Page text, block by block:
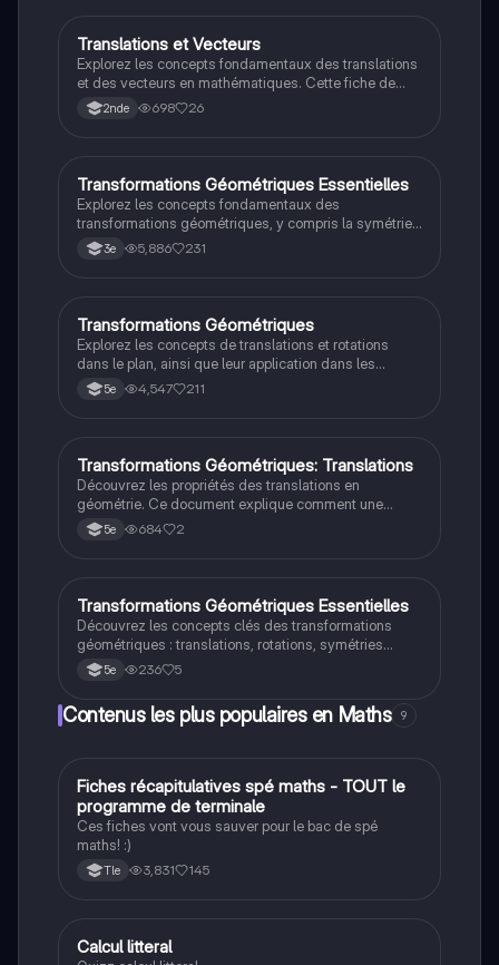
Maths
Translations et Vecteurs
Explorez les concepts fondamentaux des translations
et des vecteurs en mathématiques. Cette fiche de
révision couvre les coordonnées des vecteurs, la
direction, les opérations vectorielles, et la
clés.
2nde 698 26
Maths
Transformations Géométriques Essentielles
Explorez les concepts fondamentaux des
transformations géométriques, y compris la symétrie
axiale, la symétrie centrale, la rotation, la translation et
l'homothétie. Cette fiche de révision fournit des
compréhension des propriétés géométriques. Idéal
pour les étudiants en mathématiques.
3e 5,886 231
Maths
Transformations Géométriques
Explorez les concepts de translations et rotations
dans le plan, ainsi que leur application dans les
pavages. Ce résumé aborde les propriétés
essentielles de ces transformations, y compris la
comprendre les bases des transformations
géométriques.
5e 4,547 211
Maths
Transformations Géométriques: Translations
Découvrez les propriétés des translations en
géométrie. Ce document explique comment une
translation déplace les points dans le plan, conserve
les longueurs et les angles, et maintient le
transformations géométriques. Type: résumé.
5e 684 2
Maths
Transformations Géométriques Essentielles
Découvrez les concepts clés des transformations
géométriques : translations, rotations, symétries
axiales et centrales. Apprenez à identifier les
éléments nécessaires pour chaque type de
transformation, tels que la direction, le centre et
l'angle. Ce résumé est idéal pour les étudiants en
5e 236 5
Contenus les plus populaires en Maths 9
Maths
Fiches récapitulatives spé maths - TOUT le
programme de terminale
Ces fiches vont vous sauver pour le bac de spé
maths! :)
Tle 3,831 145
CMaths
Calcul litteral